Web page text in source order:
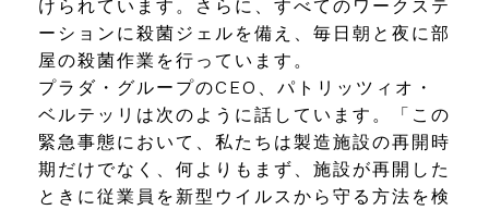
けられています。さらに、すべてのワークステ
ーションに殺菌ジェルを備え、毎日朝と夜に部
屋の殺菌作業を行っています。
プラダ・グループのCEO、パトリッツィオ・
ベルテッリは次のように話しています。「この
緊急事態において、私たちは製造施設の再開時
期だけでなく、何よりもまず、施設が再開した
ときに従業員を新型ウイルスから守る方法を検